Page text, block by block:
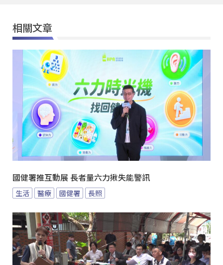
相關文章
國健署推互動展 長者量六力揪失能警訊
生活 醫療 國健署 長照